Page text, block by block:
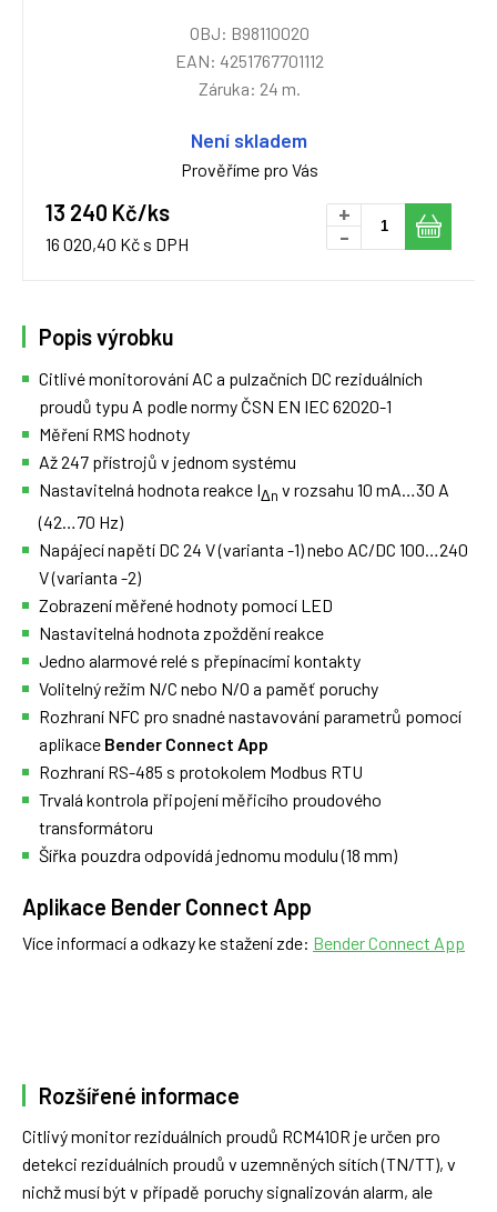
OBJ: B98110020
EAN: 4251767701112
Záruka: 24 m.
Není skladem
Prověříme pro Vás
13 240 Kč/ks
16 020,40 Kč s DPH
+
-
Popis výrobku
Citlivé monitorování AC a pulzačních DC reziduálních
proudů typu A podle normy ČSN EN IEC 62020-1
Měření RMS hodnoty
Až 247 přístrojů v jednom systému
Nastavitelná hodnota reakce IΔn v rozsahu 10 mA…30 A
(42…70 Hz)
Napájecí napětí DC 24 V (varianta -1) nebo AC/DC 100…240
V (varianta -2)
Zobrazení měřené hodnoty pomocí LED
Nastavitelná hodnota zpoždění reakce
Jedno alarmové relé s přepínacími kontakty
Volitelný režim N/C nebo N/O a paměť poruchy
Rozhraní NFC pro snadné nastavování parametrů pomocí
aplikace Bender Connect App
Rozhraní RS-485 s protokolem Modbus RTU
Trvalá kontrola připojení měřicího proudového
transformátoru
Šířka pouzdra odpovídá jednomu modulu (18 mm)
Aplikace Bender Connect App
Více informací a odkazy ke stažení zde: Bender Connect App
Rozšířené informace
Citlivý monitor reziduálních proudů RCM410R je určen pro
detekci reziduálních proudů v uzemněných sítích (TN/TT), v
nichž musí být v případě poruchy signalizován alarm, ale